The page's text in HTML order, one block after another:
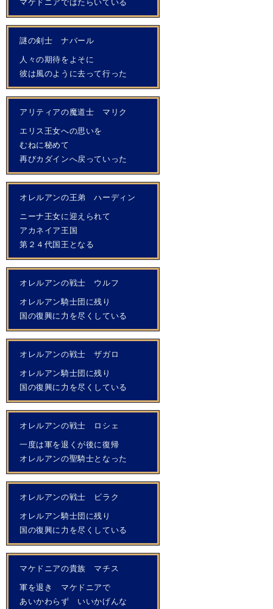
マケドニアではたらいている
謎の剣士 ナバール
人々の期待をよそに
彼は風のように去って行った
アリティアの魔道士 マリク
エリス王女への思いを
むねに秘めて
再びカダインへ戻っていった
オレルアンの王弟 ハーディン
ニーナ王女に迎えられて
アカネイア王国
第２４代国王となる
オレルアンの戦士 ウルフ
オレルアン騎士団に残り
国の復興に力を尽くしている
オレルアンの戦士 ザガロ
オレルアン騎士団に残り
国の復興に力を尽くしている
オレルアンの戦士 ロシェ
一度は軍を退くが後に復帰
オレルアンの聖騎士となった
オレルアンの戦士 ビラク
オレルアン騎士団に残り
国の復興に力を尽くしている
マケドニアの貴族 マチス
軍を退き マケドニアで
あいかわらず いいかげんな